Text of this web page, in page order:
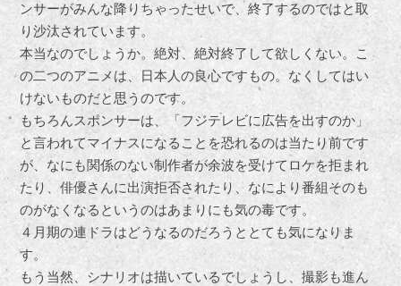
ンサーがみんな降りちゃったせいで、終了するのではと取
り沙汰されています。
本当なのでしょうか。絶対、絶対終了して欲しくない。こ
の二つのアニメは、日本人の良心ですもの。なくしてはい
けないものだと思うのです。
もちろんスポンサーは、「フジテレビに広告を出すのか」
と言われてマイナスになることを恐れるのは当たり前です
が、なにも関係のない制作者が余波を受けてロケを拒まれ
たり、俳優さんに出演拒否されたり、なにより番組そのも
のがなくなるというのはあまりにも気の毒です。
４月期の連ドラはどうなるのだろうととても気になりま
す。
もう当然、シナリオは描いているでしょうし、撮影も進ん